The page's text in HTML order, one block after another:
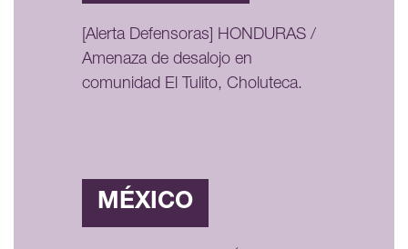
[Alerta Defensoras] HONDURAS /
Amenaza de desalojo en
comunidad El Tulito, Choluteca.
MÉXICO